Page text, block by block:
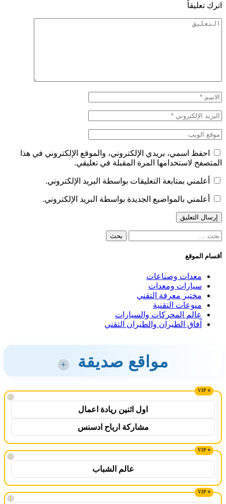
اترك تعليقاً
احفظ اسمي، بريدي الإلكتروني، والموقع الإلكتروني في هذا
المتصفح لاستخدامها المرة المقبلة في تعليقي.
أعلمني بمتابعة التعليقات بواسطة البريد الإلكتروني.
أعلمني بالمواضيع الجديدة بواسطة البريد الإلكتروني.
البحث
أقسام الموقع
معدات وصناعات
سيارات ومعدات
مختبر معرفة التقني
منوعات التقنية
عالم المحركات والسيارات
آفاق الطيران والطيران التقني
مواقع صديقة +
!
اول اثنين ريادة اعمال
مشاركة ارباح ادسنس
!
عالم الشباب
!